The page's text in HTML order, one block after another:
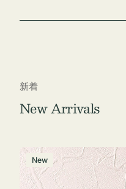
新着
New Arrivals
チ
ャ
ー
New